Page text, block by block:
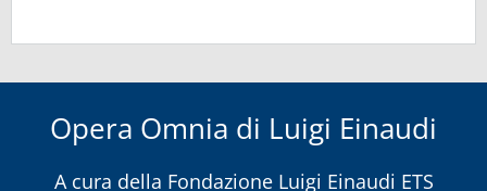
Opera Omnia di Luigi Einaudi
A cura della Fondazione Luigi Einaudi ETS